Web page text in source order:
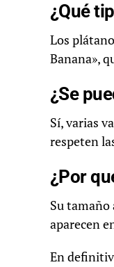
¿Qué
Los
Banana»,
¿Se
Sí, varias
respeten
¿Por
Su
aparecen
En